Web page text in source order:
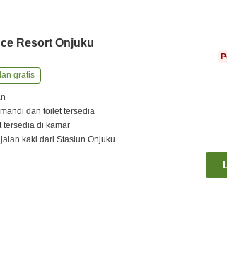
Resort Onjuku
gratis
dan toilet tersedia
tersedia di kamar
jalan kaki dariStasiun Onjuku